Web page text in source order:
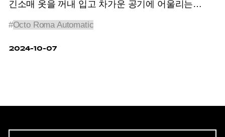
긴소매 옷을 꺼내 입고 차가운 공기에 어울리는
묵직하고도 따뜻한 향수를 뿌린다. 문득 이 계절을
위한 새롭고 아름다운 것에 대한 호기심이
생겨난다면 <맨 노블레스>가 전하는 비범한 물건을
#Octo Roma Automatic
2024-10-07